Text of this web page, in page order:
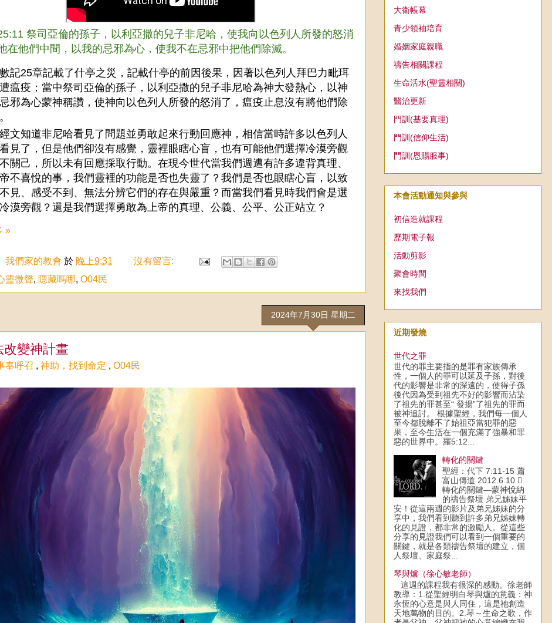
祭司亞倫的孫子，以利亞撒的兒子非尼哈，使我向以色列人所發的怒消
在他們中間，以我的忌邪為心，使我不在忌邪中把他們除滅。
記25章記載了什亭之災，記載什亭的前因後果，因著以色列人拜巴力毗珥
瘟疫；當中祭司亞倫的孫子，以利亞撒的兒子非尼哈為神大發熱心，以神
邪為心蒙神稱讚，使神向以色列人所發的怒消了，瘟疫止息沒有將他們除
文知道非尼哈看見了問題並勇敢起來行動回應神，相信當時許多以色列人
見了，但是他們卻沒有感覺，靈裡眼瞎心盲，也有可能他們選擇冷漠旁觀
關己，所以未有回應採取行動。在現今世代當我們週遭有許多違背真理、
帝不喜悅的事，我們靈裡的功能是否也失靈了？我們是否也眼瞎心盲，以致
見、感受不到、無法分辨它們的存在與嚴重？而當我們看見時我們會是選
漠旁觀？還是我們選擇勇敢為上帝的真理、公義、公平、公正站立？
»
我們家的教會 於 晚上9:31
沒有留言:
靈微聲, 隱藏嗎哪, O04民
2024年7月30日 星期二
改變神計畫
奉呼召 , 神助，找到命定 , O04民
大衛帳幕
青少領袖培育
婚姻家庭親職
禱告相關課程
生命活水(聖靈相關)
醫治更新
門訓(基要真理)
門訓(信仰生活)
門訓(恩賜服事)
本會活動通知與參與
初信造就課程
歷期電子報
活動剪影
聚會時間
來找我們
近期發燒
世代之罪
世代的罪主要指的是罪有家族傳承
性，一個人的罪可以延及子孫，對後
代的影響是非常的深遠的，使得子孫
後代因為受到祖先不好的影響而沾染
了祖先的罪甚至“ 發揚”了祖先的罪而
被神追討。 根據聖經，我們每一個人
至今都脫離不了始祖亞當犯罪的惡
果，至今生活在一個充滿了強暴和罪
惡的世界中。羅5:12...
轉化的關鍵
聖經：代下 7:11-15 蕭
富山傳道 2012.6.10 
轉化的關鍵—蒙神悅納
的禱告祭壇 弟兄姊妹平
安！從這兩週的影片及弟兄姊妹的分
享中，我們看到聽到許多弟兄姊妹轉
化的見證，都非常的激勵人。從這些
分享的見證我們可以看到一個重要的
關鍵，就是各類禱告祭壇的建立，個
人祭壇、家庭祭...
琴與爐（徐心敏老師）
這週的課程我有很深的感動。徐老師
教導：1.從聖經明白琴與爐的意義：神
永恆的心意是與人同住，這是祂創造
天地萬物的目的。2.琴～生命之歌，作